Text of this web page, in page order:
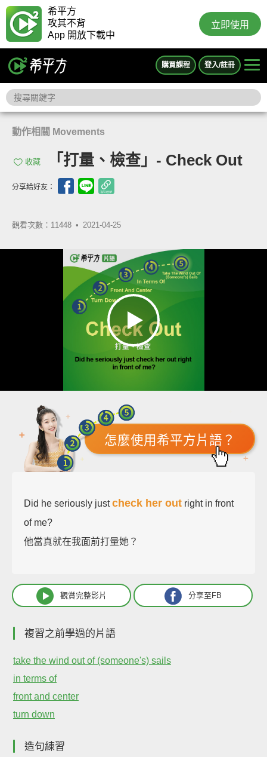
希平方
攻其不背
App 開放下載中
立即使用
購買課程 登入/註冊
動作相關 Movements
收藏 「打量、檢查」- Check Out
分享給好友：
觀看次數：11448 • 2021-04-25
怎麼使用希平方片語？
Did he seriously justcheck her out right in front
of me?
他當真就在我面前打量她？
觀賞完整影片 分享至FB
複習之前學過的片語
take the wind out of (someone's) sails
in terms of
front and center
turn down
造句練習